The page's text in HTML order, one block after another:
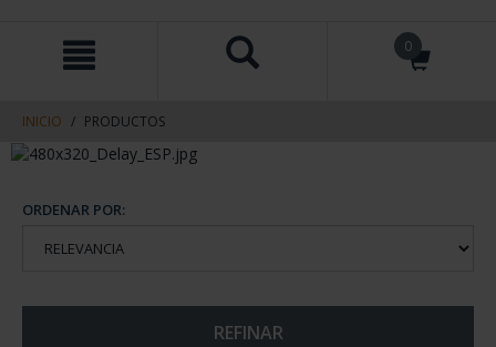
contenido
navegacin
0
INICIO PRODUCTOS
ORDENAR POR:
REFINAR